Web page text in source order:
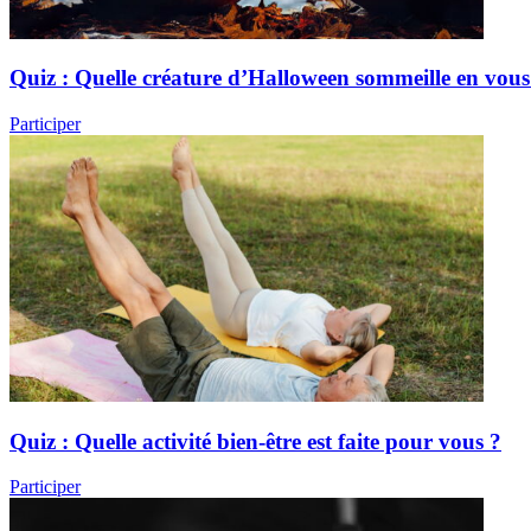
Quiz : Quelle créature d’Halloween sommeille en
Participer
Quiz : Quelle activité bien-être est faite pour vous ?
Participer